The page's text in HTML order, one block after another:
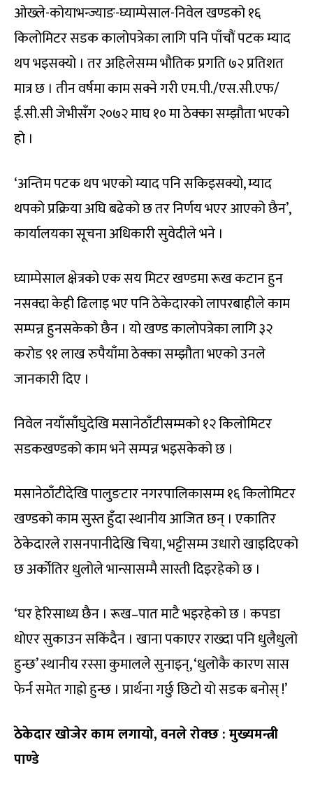
ओख्ले-कोयाभन्ज्याङ-घ्याम्पेसाल-निवेल खण्डको १६
किलोमिटर सडक कालोपत्रेका लागि पनि पाँचौं पटक म्याद
थप भइसक्यो । तर अहिलेसम्म भौतिक प्रगति ७२ प्रतिशत
मात्र छ । तीन वर्षमा काम सक्ने गरी एम.पी./एस.सी.एफ/
ई.सी.सी जेभीसँग २०७२ माघ १० मा ठेक्का सम्झौता भएको
हो ।
‘अन्तिम पटक थप भएको म्याद पनि सकिइसक्यो, म्याद
थपको प्रक्रिया अघि बढेको छ तर निर्णय भएर आएको छैन’,
कार्यालयका सूचना अधिकारी सुवेदीले भने ।
घ्याम्पेसाल क्षेत्रको एक सय मिटर खण्डमा रूख कटान हुन
नसक्दा केही ढिलाइ भए पनि ठेकेदारको लापरबाहीले काम
सम्पन्न हुनसकेको छैन । यो खण्ड कालोपत्रेका लागि ३२
करोड ९१ लाख रुपैयाँमा ठेक्का सम्झौता भएको उनले
जानकारी दिए ।
निवेल नयाँसाँघुदेखि मसानेठाँटीसम्मको १२ किलोमिटर
सडकखण्डको काम भने सम्पन्न भइसकेको छ ।
मसानेठाँटीदेखि पालुङटार नगरपालिकासम्म १६ किलोमिटर
खण्डको काम सुस्त हुँदा स्थानीय आजित छन् । एकातिर
ठेकेदारले रासनपानीदेखि चिया, भट्टीसम्म उधारो खाइदिएको
छ अर्कोतिर धुलोले भान्सासम्मै सास्ती दिइरहेको छ ।
‘घर हेरिसाध्य छैन । रूख–पात माटै भइरहेको छ । कपडा
धोएर सुकाउन सकिंदैन । खाना पकाएर राख्दा पनि धुलैधुलो
हुन्छ’ स्थानीय रस्सा कुमालले सुनाइन्, ‘धुलोकै कारण सास
फेर्न समेत गाह्रो हुन्छ । प्रार्थना गर्छु छिटो यो सडक बनोस् !’
ठेकेदार खोजेर काम लगायो, वनले रोक्छ : मुख्यमन्त्री
पाण्डे